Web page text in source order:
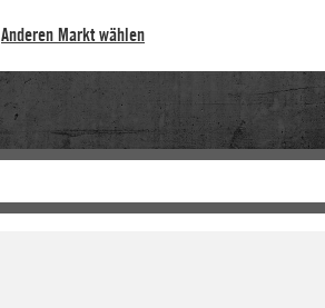
Anderen Markt wählen